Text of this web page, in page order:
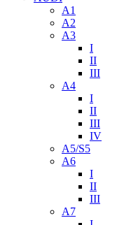
A1
A2
A3
I
II
III
A4
I
II
III
IV
A5/S5
A6
I
II
III
A7